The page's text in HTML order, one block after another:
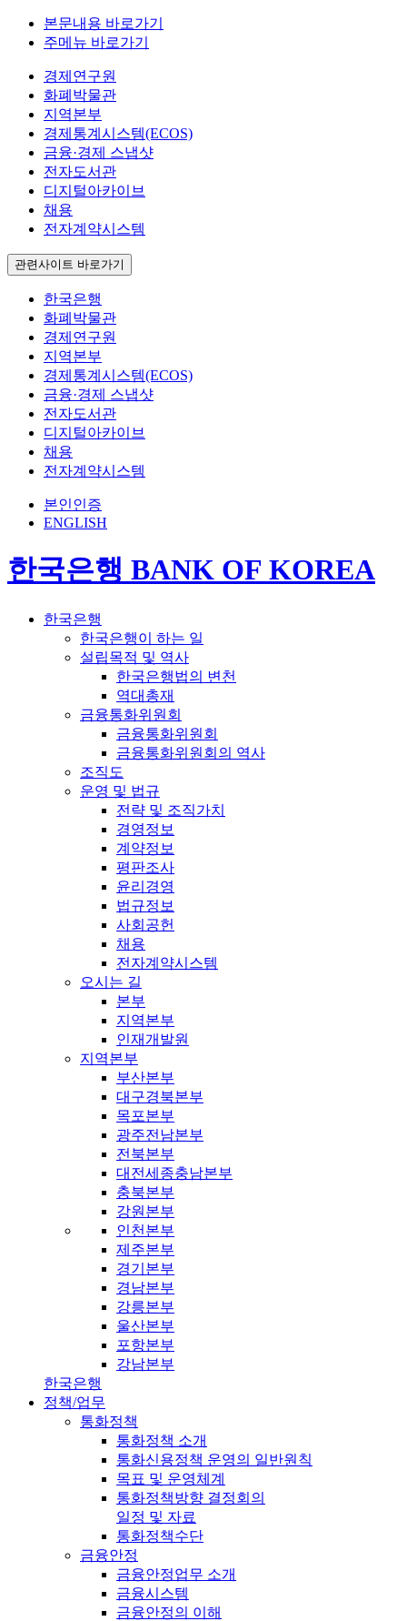
본문내용 바로가기
주메뉴 바로가기
경제연구원
화폐박물관
지역본부
경제통계시스템(ECOS)
금융·경제 스냅샷
전자도서관
디지털아카이브
채용
전자계약시스템
관련사이트 바로가기
한국은행
화폐박물관
경제연구원
지역본부
경제통계시스템(ECOS)
금융·경제 스냅샷
전자도서관
디지털아카이브
채용
전자계약시스템
본인인증
ENGLISH
한국은행 BANK OF KOREA
한국은행
한국은행이 하는 일
설립목적 및 역사
한국은행법의 변천
역대총재
금융통화위원회
금융통화위원회
금융통화위원회의 역사
조직도
운영 및 법규
전략 및 조직가치
경영정보
계약정보
평판조사
윤리경영
법규정보
사회공헌
채용
전자계약시스템
오시는 길
본부
지역본부
인재개발원
지역본부
부산본부
대구경북본부
목포본부
광주전남본부
전북본부
대전세종충남본부
충북본부
강원본부
인천본부
제주본부
경기본부
경남본부
강릉본부
울산본부
포항본부
강남본부
한국은행
정책/업무
통화정책
통화정책 소개
통화신용정책 운영의 일반원칙
목표 및 운영체계
통화정책방향 결정회의
일정 및 자료
통화정책수단
금융안정
금융안정업무 소개
금융시스템
금융안정의 이해